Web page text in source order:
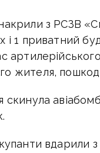
з РСЗВ
і 1 приватний
жителя,
скинула